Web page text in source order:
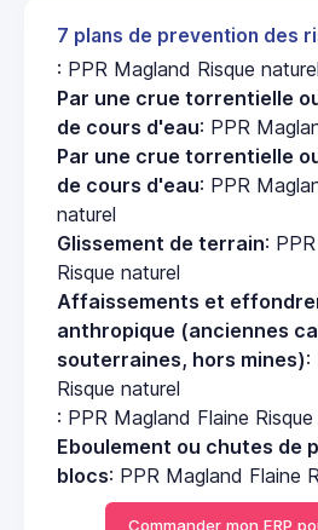
7 plans de prevention des
: PPR Magland Risque naturel
Par une crue torrentielle
de cours d'eau: PPR
Par une crue torrentielle
de cours d'eau: PPR
naturel
Glissement de terrain:
Risque naturel
Affaissements et
anthropique (anciennes
souterraines, hors mines):
Risque naturel
: PPR Magland Flaine Risque
Eboulement ou chutes de
blocs: PPR Magland Flaine
Commander mon ERP